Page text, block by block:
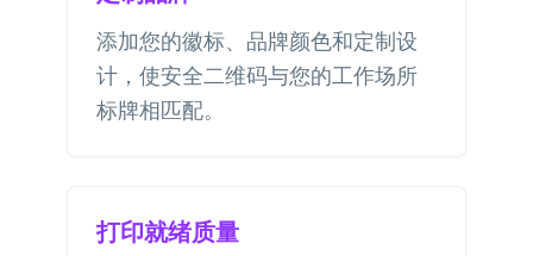
添加您的徽标、品牌颜色和定制设
计，使安全二维码与您的工作场所
标牌相匹配。
打印就绪质量